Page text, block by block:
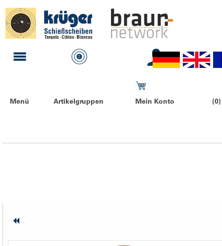
Menü Artikelgruppen Mein Konto